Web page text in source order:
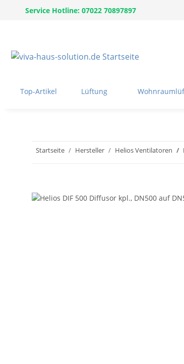
Service Hotline: 07022 70897897
Top-Artikel Lüftung
Startseite Hersteller Helios Ventilatoren